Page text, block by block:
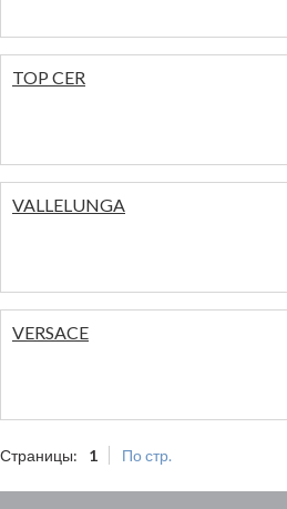
TOP CER
VALLELUNGA
VERSACE
Страницы: 1 По стр.